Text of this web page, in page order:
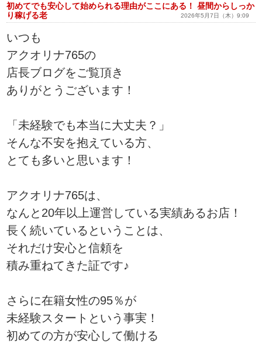
初めてでも安心して始められる理由がここにある！ 昼間からしっか
り稼げる老
2026年5月7日（木）9:09
いつも
アクオリナ765の
店長ブログをご覧頂き
ありがとうございます！
「未経験でも本当に大丈夫？」
そんな不安を抱えている方、
とても多いと思います！
アクオリナ765は、
なんと20年以上運営している実績あるお店！
長く続いているということは、
それだけ安心と信頼を
積み重ねてきた証です♪
さらに在籍女性の95％が
未経験スタートという事実！
初めての方が安心して働ける